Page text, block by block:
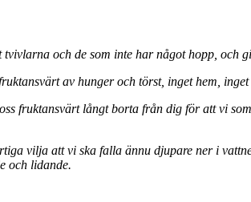
och de som inte har något hopp, och
av hunger och törst, inget hem,
fruktansvärt långt borta från dig för att vi
vilja att vi ska falla ännu djupare ner i
och lidande.